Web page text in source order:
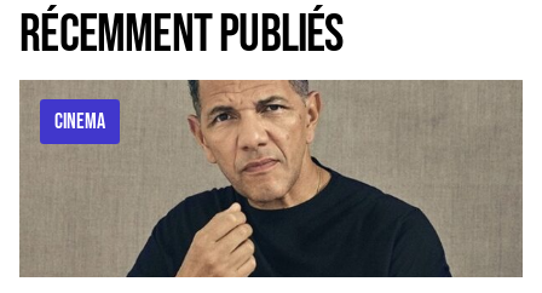
Récemment publiés
CINEMA